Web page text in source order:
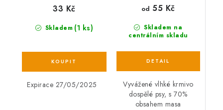
Skladem (1 ks)
33 Kč
Expirace 27/05/2025
Skladem na
centrálním skladu
od 55 Kč
Vyvážené vlhké krmivo
dospělé psy, s 70%
obsahem masa